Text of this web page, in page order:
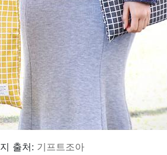
출처: 기프트조아